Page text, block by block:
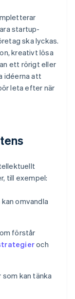
startup-
ska lyckas.
kreativt lösa
ett rörigt eller
idéerna att
leta efter när
till exempel:
omvandla
förstår
och
som kan tänka